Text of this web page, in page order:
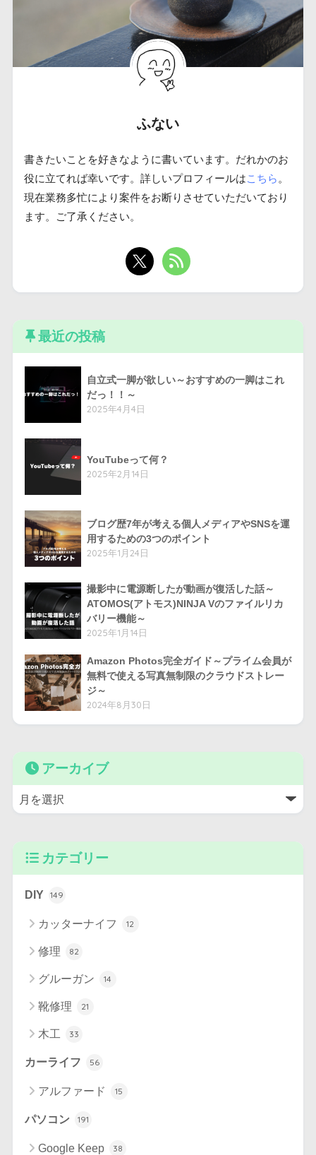
ふない
書きたいことを好きなように書いています。だれかのお
役に立てれば幸いです。詳しいプロフィールはこちら 。
現在業務多忙により案件をお断りさせていただいており
ます。ご了承ください。
最近の投稿
自立式一脚が欲しい～おすすめの一脚はこれ
だっ！！～
2025年4月4日
YouTubeって何？
2025年2月14日
ブログ歴7年が考える個人メディアやSNSを運
用するための3つのポイント
2025年1月24日
撮影中に電源断したが動画が復活した話～
ATOMOS(アトモス)NINJA Vのファイルリカ
バリー機能～
2025年1月14日
Amazon Photos完全ガイド～プライム会員が
無料で使える写真無制限のクラウドストレー
ジ～
2024年8月30日
アーカイブ
カテゴリー
DIY 149
カッターナイフ 12
修理 82
グルーガン 14
靴修理 21
木工 33
カーライフ 56
アルファード 15
パソコン 191
Google Keep 38